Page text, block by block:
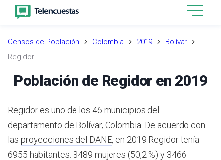
Censos de Población Colombia 2019
Bolívar
Regidor
Población de Regidor en 2019
Regidor es uno de los 46 municipios del
departamento de Bolívar, Colombia. De acuerdo con
las proyecciones del DANE, en 2019 Regidor tenía
6955 habitantes: 3489 mujeres (50,2 %) y 3466